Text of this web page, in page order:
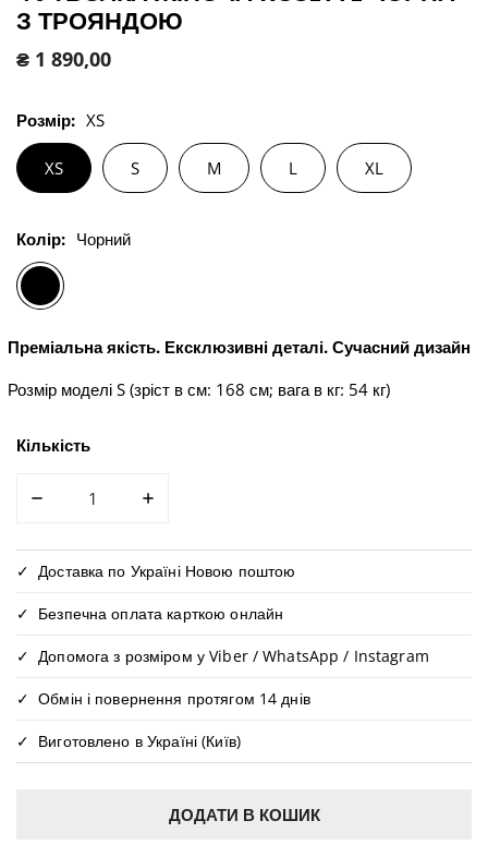
З ТРОЯНДОЮ
Звичайна
₴ 1 890,00
Розмір: XS
XS S M L XL
Колір: Чорний
Преміальна якість. Ексклюзивні деталі. Сучасний дизайн
Розмір моделі S (зріст в см: 168 см; вага в кг: 54 кг)
Кількість
Доставка по Україні Новою поштою
Безпечна оплата карткою онлайн
Допомога з розміром у Viber / WhatsApp / Instagram
Обмін і повернення протягом 14 днів
Виготовлено в Україні (Київ)
ДОДАТИ В КОШИК